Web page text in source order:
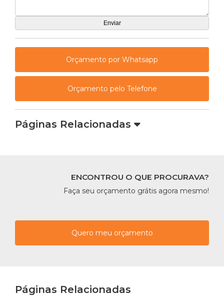
Orçamento por Whatsapp
Orçamento pelo Telefone
Páginas Relacionadas
ENCONTROU O QUE PROCURAVA?
Faça seu orçamento grátis agora mesmo!
Quero meu orçamento
Páginas Relacionadas